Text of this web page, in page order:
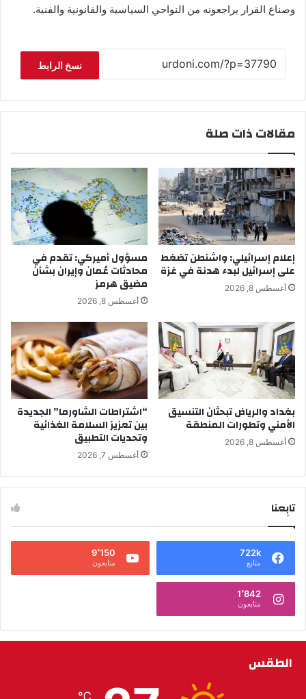
وصناع القرار يراجعونه من النواحي السياسية والقانونية والفنية.
نسخ الرابط
مقالات ذات صلة
إعلام إسرائيلي: واشنطن تضغط
على إسرائيل لبدء هدنة في غزة
أغسطس 8, 2026
مسؤول أميركي: تقدم في
محادثات عُمان وإيران بشأن
مضيق هرمز
أغسطس 8, 2026
بغداد والرياض تبحثان التنسيق
الأمني وتطورات المنطقة
أغسطس 8, 2026
“اشتراطات الشاورما” الجديدة
بين تعزيز السلامة الغذائية
وتحديات التطبيق
أغسطس 7, 2026
تابِعنا
722k
متابع
9٬150
متابعون
1٬842
متابعون
الطقس